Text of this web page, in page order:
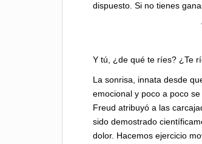
dispuesto. Si no tienes
Y tú, ¿de qué te ríes? ¿Te
La sonrisa, innata desde
emocional y poco a poco
Freud atribuyó a las
sido demostrado
dolor. Hacemos ejercicio